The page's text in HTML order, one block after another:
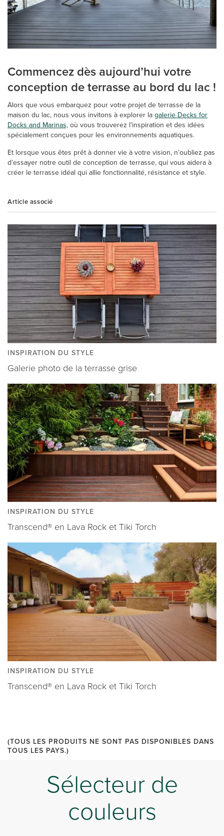
Commencez dès aujourd’hui votre
conception de terrasse au bord du lac !
Alors que vous embarquez pour votre projet de terrasse de la
maison du lac, nous vous invitons à explorer la galerie Decks for
Docks and Marinas, où vous trouverez l’inspiration et des idées
spécialement conçues pour les environnements aquatiques.
Et lorsque vous êtes prêt à donner vie à votre vision, n’oubliez pas
d’essayer notre outil de conception de terrasse, qui vous aidera à
créer le terrasse idéal qui allie fonctionnalité, résistance et style.
Article associé
INSPIRATION DU STYLE
Galerie photo de la terrasse grise
INSPIRATION DU STYLE
Transcend® en Lava Rock et Tiki Torch
INSPIRATION DU STYLE
Transcend® en Lava Rock et Tiki Torch
(TOUS LES PRODUITS NE SONT PAS DISPONIBLES DANS
TOUS LES PAYS.)
Sélecteur de
couleurs